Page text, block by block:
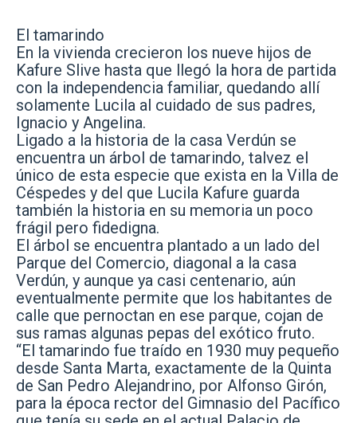
El tamarindo
En la vivienda crecieron los nueve hijos de
Kafure Slive hasta que llegó la hora de partida
con la independencia familiar, quedando allí
solamente Lucila al cuidado de sus padres,
Ignacio y Angelina.
Ligado a la historia de la casa Verdún se
encuentra un árbol de tamarindo, talvez el
único de esta especie que exista en la Villa de
Céspedes y del que Lucila Kafure guarda
también la historia en su memoria un poco
frágil pero fidedigna.
El árbol se encuentra plantado a un lado del
Parque del Comercio, diagonal a la casa
Verdún, y aunque ya casi centenario, aún
eventualmente permite que los habitantes de
calle que pernoctan en ese parque, cojan de
sus ramas algunas pepas del exótico fruto.
“El tamarindo fue traído en 1930 muy pequeño
desde Santa Marta, exactamente de la Quinta
de San Pedro Alejandrino, por Alfonso Girón,
para la época rector del Gimnasio del Pacífico